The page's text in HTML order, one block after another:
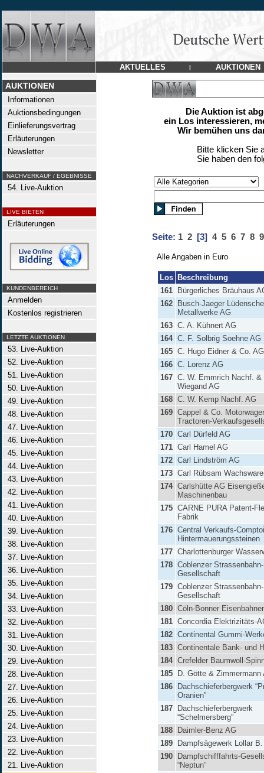
AKTUELLES | AUKTIONEN
AUKTIONEN
Informationen
Auktionsbedingungen
Einlieferungsvertrag
Erläuterungen
Newsletter
NACHVERKAUF / EGEBNISSE
54. Live-Auktion
LIVE BIETEN
Erläuterungen
KUNDENBEREICH
Anmelden
Kostenlos registrieren
LETZTE AUKTIONEN
53. Live-Auktion
52. Live-Auktion
51. Live-Auktion
50. Live-Auktion
49. Live-Auktion
48. Live-Auktion
47. Live-Auktion
46. Live-Auktion
45. Live-Auktion
44. Live-Auktion
43. Live-Auktion
42. Live-Auktion
41. Live-Auktion
40. Live-Auktion
39. Live-Auktion
38. Live-Auktion
37. Live-Auktion
36. Live-Auktion
35. Live-Auktion
34. Live-Auktion
33. Live-Auktion
32. Live-Auktion
31. Live-Auktion
30. Live-Auktion
29. Live-Auktion
28. Live-Auktion
27. Live-Auktion
26. Live-Auktion
25. Live-Auktion
24. Live-Auktion
23. Live-Auktion
22. Live-Auktion
21. Live-Auktion
Die Auktion ist
ein Los interessieren,
Wir bemühen uns
Bitte klicken Sie
Sie haben den
Seite: 1 2 [3] 4 5 6 7 8 9
Alle Angaben in Euro
Los Beschreibung
161
Bürgerliches Bräuhaus
162
Busch-Jaeger
Metallwerke AG
163 C. A. Kühnert AG
164 C. F. Solbrig Soehne AG
165 C. Hugo Eidner & Co. AG
166 C. Lorenz AG
167 C. W. Emmrich Nachf. &
Wiegand AG
168 C. W. Kemp Nachf. AG
169 Cappel & Co.
Tractoren-
170 Carl Dürfeld AG
171 Carl Hamel AG
172 Carl Lindström AG
173 Carl Rübsam
174 Carlshütte AG
Maschinenbau
175 CARNE PURA Patent-
Fabrik
176 Central Verkaufs-
Hintermauerungssteinen
177 Charlottenburger
178 Coblenzer Strassenbahn-
Gesellschaft
179 Coblenzer Strassenbahn-
Gesellschaft
180 Cöln-Bonner
181 Concordia Elektrizitäts-
182 Continental Gummi-
183 Continentale Bank- und
184 Crefelder Baumwoll-
185
D. Götte & Zimmermann
186
Dachschieferbergwerk
Oranien”
187
Dachschieferbergwerk
“Schelmersberg”
188
Daimler-Benz AG
189
Dampfsägewerk Lollar
190
Dampfschifffahrts-
“Neptun”